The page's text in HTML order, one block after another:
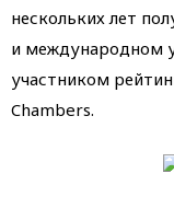
нескольких лет
и международном
участником
Chambers.